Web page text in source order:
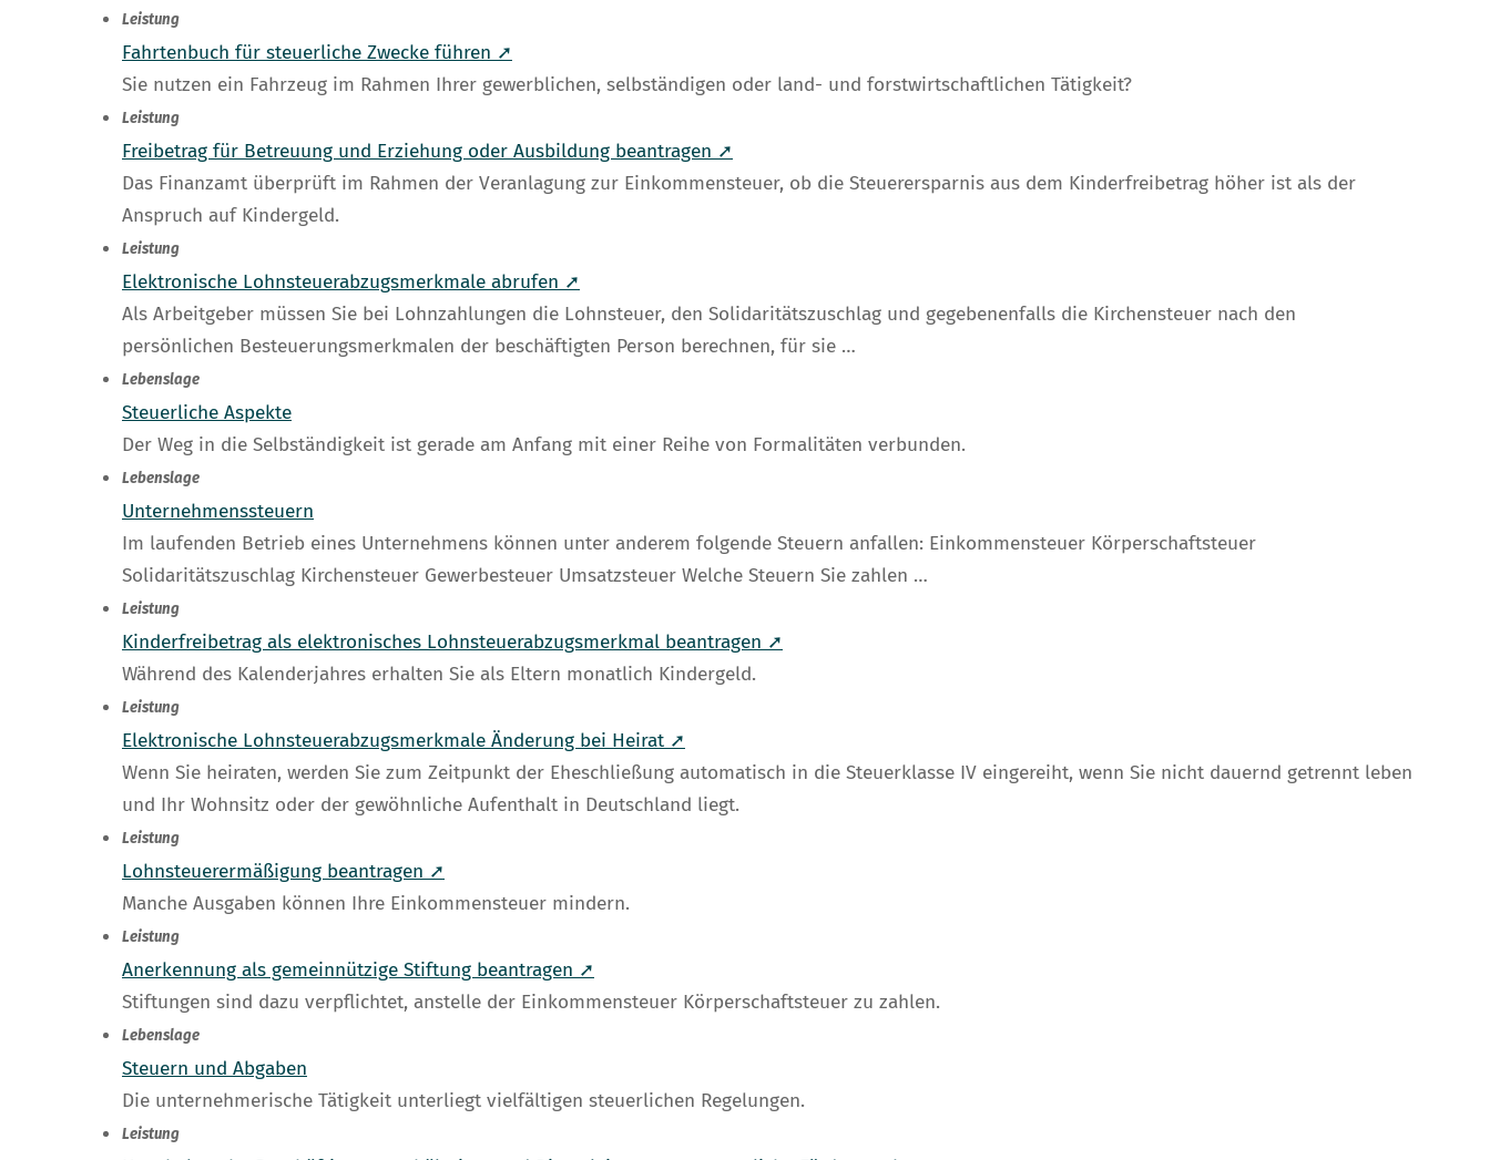
Leistung
Fahrtenbuch für steuerliche Zwecke führen ➚
Sie nutzen ein Fahrzeug im Rahmen Ihrer gewerblichen, selbständigen oder land- und forstwirtschaftlichen Tätigkeit?
Leistung
Freibetrag für Betreuung und Erziehung oder Ausbildung beantragen ➚
Das Finanzamt überprüft im Rahmen der Veranlagung zur Einkommensteuer, ob die Steuerersparnis aus dem Kinderfreibetrag höher ist als der
Anspruch auf Kindergeld.
Leistung
Elektronische Lohnsteuerabzugsmerkmale abrufen ➚
Als Arbeitgeber müssen Sie bei Lohnzahlungen die Lohnsteuer, den Solidaritätszuschlag und gegebenenfalls die Kirchensteuer nach den
persönlichen Besteuerungsmerkmalen der beschäftigten Person berechnen, für sie …
Lebenslage
Steuerliche Aspekte
Der Weg in die Selbständigkeit ist gerade am Anfang mit einer Reihe von Formalitäten verbunden.
Lebenslage
Unternehmenssteuern
Im laufenden Betrieb eines Unternehmens können unter anderem folgende Steuern anfallen: Einkommensteuer Körperschaftsteuer
Solidaritätszuschlag Kirchensteuer Gewerbesteuer Umsatzsteuer Welche Steuern Sie zahlen …
Leistung
Kinderfreibetrag als elektronisches Lohnsteuerabzugsmerkmal beantragen ➚
Während des Kalenderjahres erhalten Sie als Eltern monatlich Kindergeld.
Leistung
Elektronische Lohnsteuerabzugsmerkmale Änderung bei Heirat ➚
Wenn Sie heiraten, werden Sie zum Zeitpunkt der Eheschließung automatisch in die Steuerklasse IV eingereiht, wenn Sie nicht dauernd getrennt leben
und Ihr Wohnsitz oder der gewöhnliche Aufenthalt in Deutschland liegt.
Leistung
Lohnsteuerermäßigung beantragen ➚
Manche Ausgaben können Ihre Einkommensteuer mindern.
Leistung
Anerkennung als gemeinnützige Stiftung beantragen ➚
Stiftungen sind dazu verpflichtet, anstelle der Einkommensteuer Körperschaftsteuer zu zahlen.
Lebenslage
Steuern und Abgaben
Die unternehmerische Tätigkeit unterliegt vielfältigen steuerlichen Regelungen.
Leistung